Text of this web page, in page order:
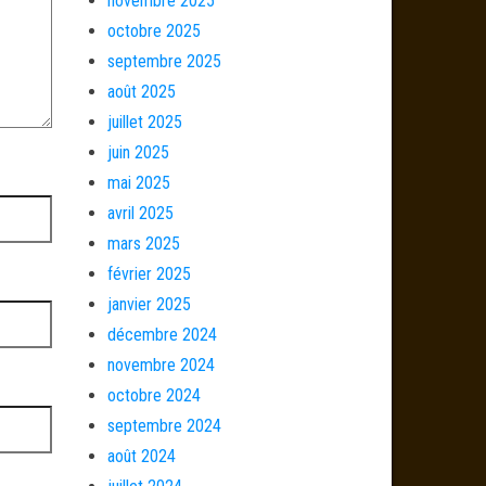
octobre 2025
septembre 2025
août 2025
juillet 2025
juin 2025
mai 2025
avril 2025
mars 2025
février 2025
janvier 2025
décembre 2024
novembre 2024
octobre 2024
septembre 2024
août 2024